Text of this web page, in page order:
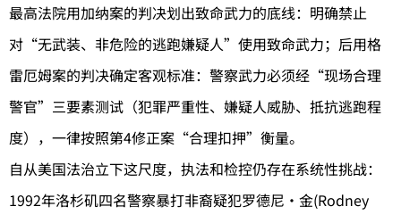
最高法院用加纳案的判决划出致命武力的底线：明确禁止
对“无武装、非危险的逃跑嫌疑人”使用致命武力；后用格
雷厄姆案的判决确定客观标准：警察武力必须经“现场合理
警官”三要素测试（犯罪严重性、嫌疑人威胁、抵抗逃跑程
度），一律按照第4修正案“合理扣押”衡量。
自从美国法治立下这尺度，执法和检控仍存在系统性挑战：
1992年洛杉矶四名警察暴打非裔疑犯罗德尼·金(Rodney